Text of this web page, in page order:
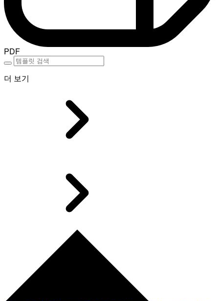
PDF
더 보기